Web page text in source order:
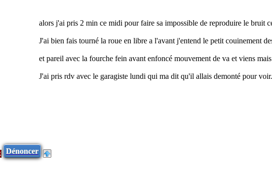
alors j'ai pris 2 min ce midi pour faire sa impossible de reproduire le bruit
J'ai bien fais tourné la roue en libre a l'avant j'entend le petit couinement
et pareil avec la fourche fein avant enfoncé mouvement de va et viens
J'ai pris rdv avec le garagiste lundi qui ma dit qu'il allais demonté pour voir.
Dénoncer